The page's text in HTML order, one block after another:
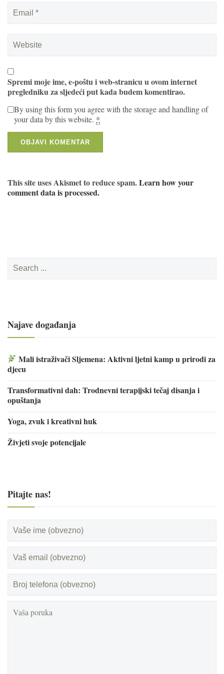
Spremi moje ime, e-poštu i web-stranicu u ovom internet
pregledniku za sljedeći put kada budem komentirao.
By using this form you agree with the storage and handling of
your data by this website. *
This site uses Akismet to reduce spam.Learn how your
comment data is processed.
Search
for:
Najave događanja
Mali istraživači Sljemena: Aktivni ljetni kamp u prirodi za
djecu
Transformativni dah: Trodnevni terapijski tečaj disanja i
opuštanja
Yoga, zvuk i kreativni huk
Živjeti svoje potencijale
Pitajte nas!